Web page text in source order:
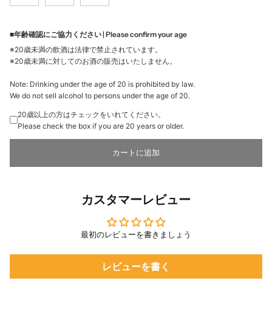
■年齢確認にご協力ください | Please confirm your age
※20歳未満の飲酒は法律で禁止されています。
※20歳未満に対してのお酒の販売はいたしません。
Note: Drinking under the age of 20 is prohibited by law.
We do not sell alcohol to persons under the age of 20.
20歳以上の方はチェックをいれてください。
Please check the box if you are 20 years or older.
カートに追加
カスタマーレビュー
最初のレビューを書きましょう
レビューを書く